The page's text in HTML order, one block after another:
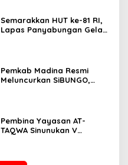
Semarakkan HUT ke-81 RI,
Lapas Panyabungan Gelar
Pemkab Madina Resmi
Meluncurkan SiBUNGO,
Pembina Yayasan AT-
TAQWA Sinunukan V